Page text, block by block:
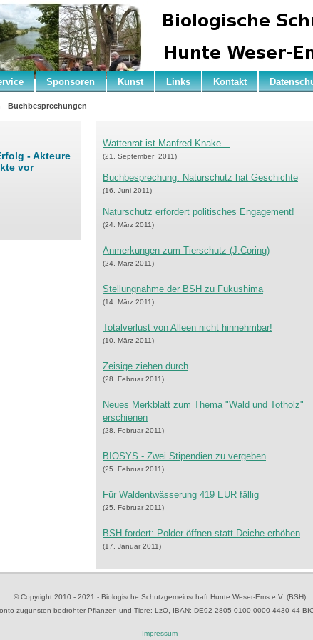
Sponsoren Kunst Links Kontakt
Buchbesprechungen
- Akteure
vor
Wattenrat ist Manfred Knake...
(21. September 2011)
Buchbesprechung: Naturschutz hat Geschichte
(16. Juni 2011)
Naturschutz erfordert politisches Engagement!
(24. März 2011)
Anmerkungen zum Tierschutz (J.Coring)
(24. März 2011)
Stellungnahme der BSH zu Fukushima
(14. März 2011)
Totalverlust von Alleen nicht hinnehmbar!
(10. März 2011)
Zeisige ziehen durch
(28. Februar 2011)
Neues Merkblatt zum Thema "Wald und Totholz"
erschienen
(28. Februar 2011)
BIOSYS - Zwei Stipendien zu vergeben
(25. Februar 2011)
Für Waldentwässerung 419 EUR fällig
(25. Februar 2011)
BSH fordert: Polder öffnen statt Deiche erhöhen
(17. Januar 2011)
© Copyright 2010 - 2021 - Biologische Schutzgemeinschaft Hunte Weser-Ems e.V. (BSH)
zugunsten bedrohter Pflanzen und Tiere: LzO, IBAN: DE92 2805 0100 0000 4430 44
- Impressum -